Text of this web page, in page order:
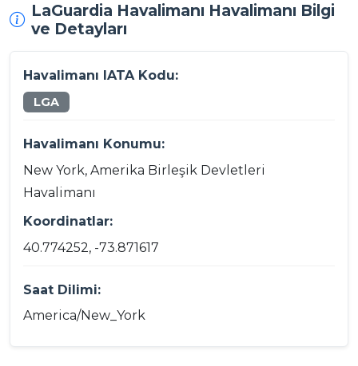
LaGuardia Havalimanı Havalimanı Bilgi
ve Detayları
Havalimanı IATA Kodu:
LGA
Havalimanı Konumu:
New York, Amerika Birleşik Devletleri
Havalimanı
Koordinatlar:
40.774252, -73.871617
Saat Dilimi:
America/New_York